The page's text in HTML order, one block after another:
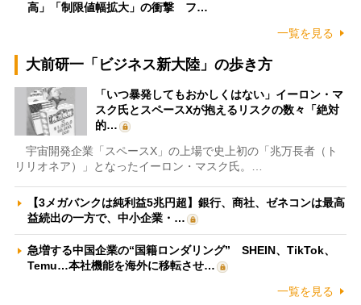
高」「制限値幅拡大」の衝撃 フ…
一覧を見る
大前研一「ビジネス新大陸」の歩き方
「いつ暴発してもおかしくはない」イーロン・マ
スク氏とスペースXが抱えるリスクの数々「絶対
的…
宇宙開発企業「スペースX」の上場で史上初の「兆万長者（ト
リリオネア）」となったイーロン・マスク氏。…
【3メガバンクは純利益5兆円超】銀行、商社、ゼネコンは最高
益続出の一方で、中小企業・…
急増する中国企業の“国籍ロンダリング” SHEIN、TikTok、
Temu…本社機能を海外に移転させ…
一覧を見る